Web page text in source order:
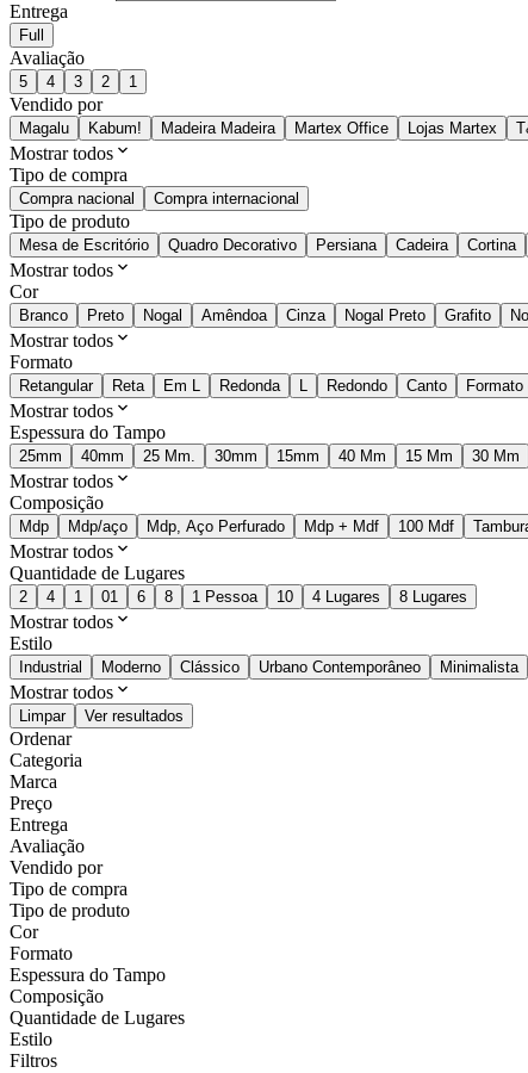
Entrega
Full
Avaliação
5 4 3 2 1
Vendido por
Magalu Kabum! Madeira Madeira Martex Office Lojas Martex
Mostrar todos
Tipo de compra
Compra nacional Compra internacional
Tipo de produto
Mesa de Escritório Quadro Decorativo Persiana Cadeira Cortina
Mostrar todos
Cor
Branco Preto Nogal Amêndoa Cinza Nogal Preto Grafito
Mostrar todos
Formato
Retangular Reta Em L Redonda L Redondo Canto
Mostrar todos
Espessura do Tampo
25mm 40mm 25 Mm. 30mm 15mm 40 Mm 15 Mm 30 Mm
Mostrar todos
Composição
Mdp Mdp/aço Mdp, Aço Perfurado Mdp + Mdf 100 Mdf
Mostrar todos
Quantidade de Lugares
2 4 1 01 6 8 1 Pessoa 10 4 Lugares 8 Lugares
Mostrar todos
Estilo
Industrial Moderno Clássico Urbano Contemporâneo Minimalista
Mostrar todos
Limpar Ver resultados
Ordenar
Categoria
Marca
Preço
Entrega
Avaliação
Vendido por
Tipo de compra
Tipo de produto
Cor
Formato
Espessura do Tampo
Composição
Quantidade de Lugares
Estilo
Filtros